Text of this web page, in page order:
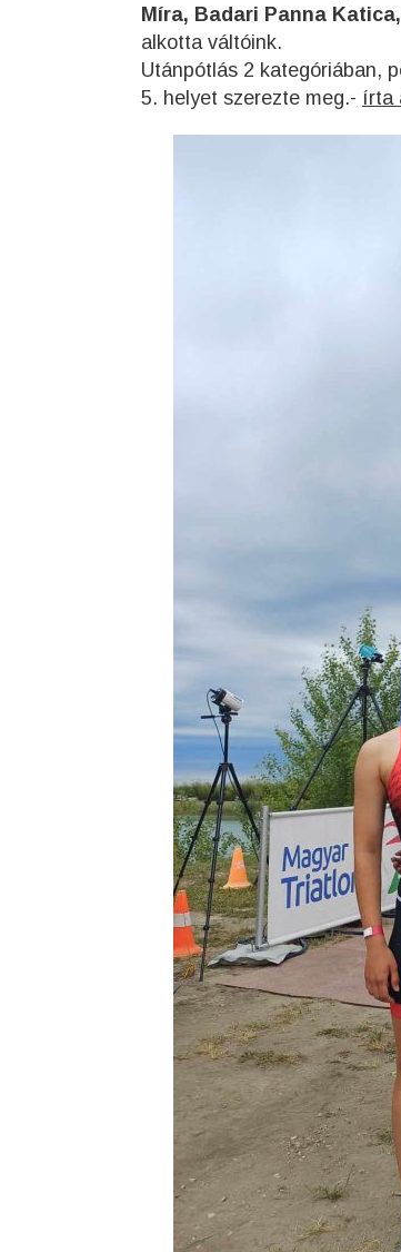
Míra, Badari Panna
alkotta váltóink.
Utánpótlás 2 kategóriában,
5. helyet szerezte meg.- írta